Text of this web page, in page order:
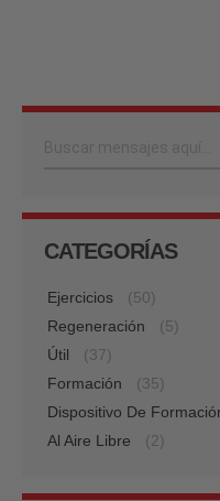
CATEGORÍAS
Ejercicios
(50)
Regeneración
(5)
Útil
(37)
Formación
(35)
Dispositivo De
Al Aire Libre
(2)